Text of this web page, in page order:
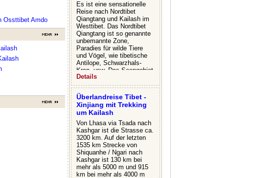
Ossttibet Amdo
Es ist eine sensationelle
Reise nach Nordtibet
Qiangtang und Kailash im
Westtibet. Das Nordtibet
Qiangtang ist so genannte
unbemannte Zone,
Paradies für wilde Tiere
und Vögel, wie tibetische
Antilope, Schwarzhals-
Kran, usw. Das Seengebiet
von Nordtibet ist das
dichteste in China,
größtenteils sind
Salzwasserseen mit
buntem Wasser. Es
unterscheidet sich von
anderen Gebieten in Tibet,
dort entsteht die uralte
Boen-Religion und wird
Generationen zu
Generationen weiter
gepflegt. Wir werden eine
Pilgerfahrt zum Dangra
Tso, den heiligen See der
Details
Überlandreise Tibet -
Xinjiang mit Trekking
um Kailash
Von Lhasa via Tsada nach
Kashgar ist die Strasse ca.
3200 km. Auf der letzten
1535 km Strecke von
Shiquanhe / Ngari nach
Kashgar ist 130 km bei
mehr als 5000 m und 915
km bei mehr als 4000 m